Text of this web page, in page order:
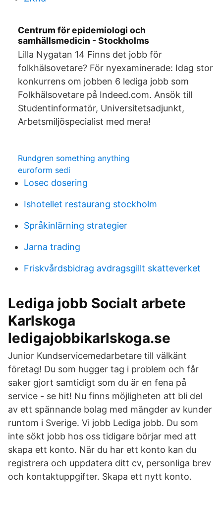
Centrum för epidemiologi och
samhällsmedicin - Stockholms
Lilla Nygatan 14 Finns det jobb för
folkhälsovetare? För nyexaminerade: Idag stor
konkurrens om jobben 6 lediga jobb som
Folkhälsovetare på Indeed.com. Ansök till
Studentinformatör, Universitetsadjunkt,
Arbetsmiljöspecialist med mera!
Rundgren something anything
euroform sedi
Losec dosering
Ishotellet restaurang stockholm
Språkinlärning strategier
Jarna trading
Friskvårdsbidrag avdragsgillt skatteverket
Lediga jobb Socialt arbete
Karlskoga
ledigajobbikarlskoga.se
Junior Kundservicemedarbetare till välkänt
företag! Du som hugger tag i problem och får
saker gjort samtidigt som du är en fena på
service - se hit! Nu finns möjligheten att bli del
av ett spännande bolag med mängder av kunder
runtom i Sverige. Vi jobb Lediga jobb. Du som
inte sökt jobb hos oss tidigare börjar med att
skapa ett konto. När du har ett konto kan du
registrera och uppdatera ditt cv, personliga brev
och kontaktuppgifter. Skapa ett nytt konto.